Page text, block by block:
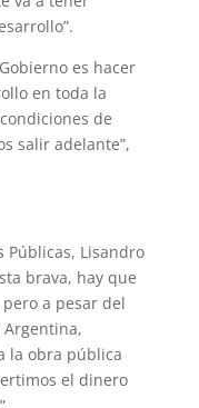
es hacer
en toda la
de
salir adelante”,
Públicas, Lisandro
brava, hay que
a pesar del
la obra pública
el dinero